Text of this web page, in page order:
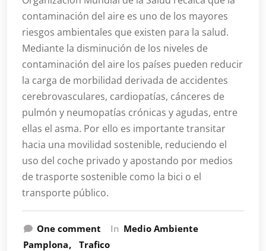
contaminación del aire es uno de los mayores
riesgos ambientales que existen para la salud.
Mediante la disminución de los niveles de
contaminación del aire los países pueden reducir
la carga de morbilidad derivada de accidentes
cerebrovasculares, cardiopatías, cánceres de
pulmón y neumopatías crónicas y agudas, entre
ellas el asma. Por ello es importante transitar
hacia una movilidad sostenible, reduciendo el
uso del coche privado y apostando por medios
de trasporte sostenible como la bici o el
transporte público.
One comment In Medio Ambiente
Pamplona
Trafico